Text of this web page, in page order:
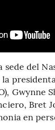
del
la
Gwynne
Bret
en